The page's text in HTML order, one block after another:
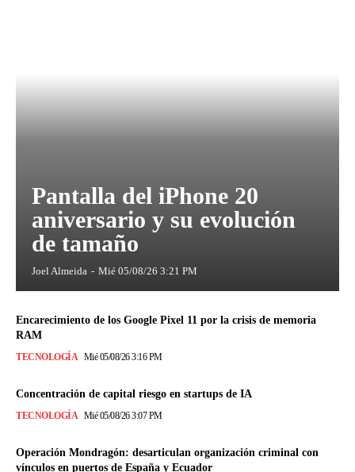
Pantalla del iPhone 20
aniversario y su evolución
de tamaño
Joel Almeida - Mié 05/08/26 3:21 PM
Encarecimiento de los Google Pixel 11 por la crisis de memoria
RAM
TECNOLOGÍA Mié 05/08/26 3:16 PM
Concentración de capital riesgo en startups de IA
TECNOLOGÍA Mié 05/08/26 3:07 PM
Operación Mondragón: desarticulan organización criminal con
vínculos en puertos de España y Ecuador